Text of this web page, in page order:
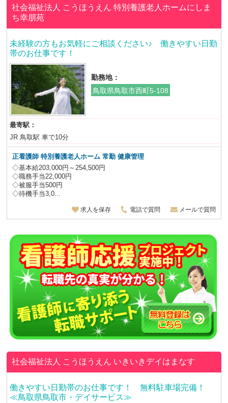
社会福祉法人 こうほうえん特別養護老人ホームにしま
ち幸朋苑
未経験の方もお気軽にご相談ください♪ 働きやすい日勤
帯のお仕事です！
勤務地：
鳥取県鳥取市西町5-108
最寄駅：
JR 鳥取駅 車で10分
正看護師特別養護老人ホーム常勤 健康管理
◇基本給203,000円～254,500円
◇職務手当22,000円
◇被服手当500円
◇待機手当3,0...
求人を保存 電話で質問 メールで質問
社会福祉法人 こうほうえん いきいきデイはまなす
働きやすい日勤帯のお仕事です！ 無料駐車場完備！
≪鳥取県鳥取市・デイサービス≫